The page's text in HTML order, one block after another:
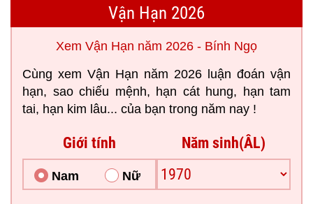
Vận Hạn 2026
Xem Vận Hạn năm 2026 - Bính Ngọ
Cùng xem Vận Hạn năm 2026 luận đoán vận
hạn, sao chiếu mệnh, hạn cát hung, hạn tam
tai, hạn kim lâu... của bạn trong năm nay !
Giới tính
Nam Nữ
Năm sinh(ÂL)